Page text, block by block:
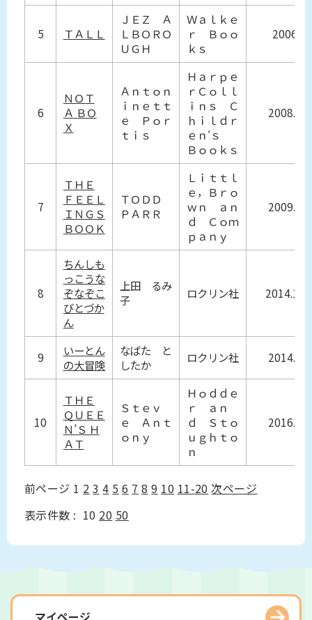
5 ＴＡＬＬ
ＪＥＺ Ａ
ＬＢＯＲＯ
ＵＧＨ
Ｗａｌｋｅ
ｒ Ｂｏｏ
ｋｓ
2006
6
ＮＯＴ
Ａ ＢＯ
Ｘ
Ａｎｔｏｎ
ｉｎｅｔｔ
ｅ Ｐｏｒ
ｔｉｓ
Ｈａｒｐｅ
ｒＣｏｌｌ
ｉｎｓ Ｃ
ｈｉｌｄｒ
ｅｎ′ｓ
Ｂｏｏｋｓ
2008.0
7
ＴＨＥ
ＦＥＥＬ
ＩＮＧＳ
ＢＯＯＫ
ＴＯＤＤ
ＰＡＲＲ
Ｌｉｔｔｌ
ｅ，Ｂｒｏ
ｗｎ ａｎ
ｄ Ｃｏｍ
ｐａｎｙ
2009.4
8
ちんしも
っこうな
ぞなぞこ
びとづか
ん
上田 るみ
子
ロクリン社 2014.12
9
いーとん
の大冒険
なばた と
したか
ロクリン社 2014.5
10
ＴＨＥ
ＱＵＥＥ
Ｎ’Ｓ Ｈ
ＡＴ
Ｓｔｅｖ
ｅ Ａｎｔ
ｏｎｙ
Ｈｏｄｄｅ
ｒ ａｎ
ｄ Ｓｔｏ
ｕｇｈｔｏ
ｎ
2016.0
前ページ 1 2 3 4 5 6 7 8 9 10 11-20 次ページ
表示件数 : 10 20 50
マイページ